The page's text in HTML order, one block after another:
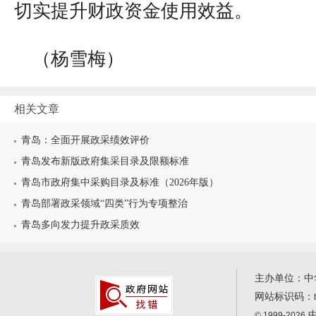
切实提升财政资金使用效益。
（杨雪梅）
相关文章
青岛：全面开展政采绩效评价
青岛发布新版政府集采目录及限额标准
青岛市政府集中采购目录及标准（2026年版）
青岛部署政采领域“四类”行为专项整治
青岛多向发力提升政采质效
主办单位：
网站标识码：